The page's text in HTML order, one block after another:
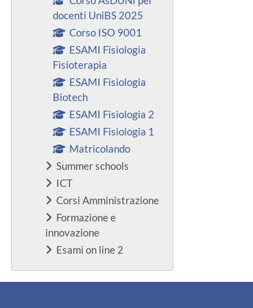
docenti UniBS 2025
Corso ISO 9001
ESAMI Fisiologia
Fisioterapia
ESAMI Fisiologia
Biotech
ESAMI Fisiologia 2
ESAMI Fisiologia 1
Matricolando
Summer schools
ICT
Corsi Amministrazione
Formazione e
innovazione
Esami on line 2